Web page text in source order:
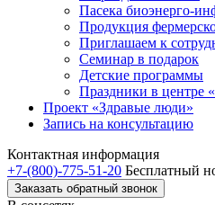
Пасека биоэнерго-
Продукция
Приглашаем к
Семинар в подарок
Детские программы
Праздники в центре
Проект «Здравые люди»
Запись на консультацию
Контактная информация
+7-(800)-775-51-20 Бесплатный
Заказать обратный звонок